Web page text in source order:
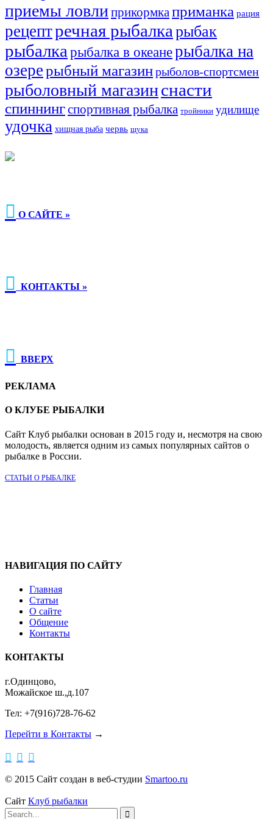
приемы ловлиприкормкаприманка рация
рецептречная рыбалка рыбак
рыбалка рыбалка в океанерыбалка на
озерерыбный магазинрыболов-спортсмен
рыболовный магазинснасти
спиннингспортивная рыбалка тройники удилище
удочка хищная рыба червь щука
 О САЙТЕ »
 КОНТАКТЫ »
 ВВЕРХ
РЕКЛАМА
О КЛУБЕ РЫБАЛКИ
Сайт Клуб рыбалки основан в 2015 году и, несмотря на свою
молодость, является одним из самых популярных сайтов о
рыбалке в России.
СТАТЬИ О РЫБАЛКЕ
НАВИГАЦИЯ ПО САЙТУ
Главная
Статьи
О сайте
Общение
Контакты
КОНТАКТЫ
г.Одинцово,
Можайское ш.,д.107
Тел: +7(916)728-76-62
Перейти в Контакты →
  
© 2015 Сайт создан в веб-студии Smartoo.ru
Сайт Клуб рыбалки
